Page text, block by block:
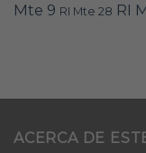
Mte 9 RI Mte 28 RI
ACERCA DE